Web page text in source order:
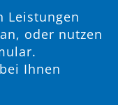
Leistungen
oder nutzen
Ihnen